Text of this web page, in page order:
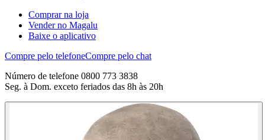
Comprar na loja
Vender no Magalu
Baixe o aplicativo
Compre pelo telefoneCompre pelo chat
Número de telefone 0800 773 3838
Seg. à Dom. exceto feriados das 8h às 20h